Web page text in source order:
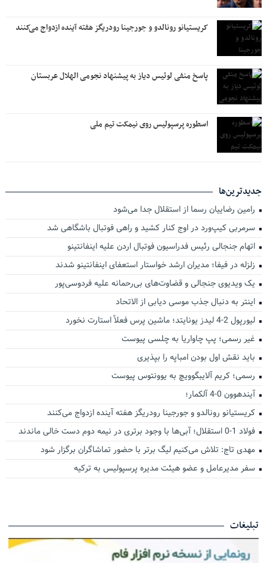
کریستیانو رونالدو و جورجینا رودریگز هفته آینده ازدواج می‌کنند
پاسخ منفی لوئیس دیاز به پیشنهاد نجومی الهلال عربستان
اسطوره پرسپولیس روی نیمکت تیم ملی
جدیدترین‌ها
رامین رضاییان رسما از استقلال جدا می‌شود
سرمربی کیپ‌ورد در اوج کنار کشید و راهی فوتبال باشگاهی شد
اتهام جنجالی رئیس فدراسیون فوتبال اردن علیه اینفانتینو
زلزله در فیفا؛ مدیران ارشد خواستار استعفای اینفانتینو شدند
یک ویدیوی جنجالی و قضاوت‌های بی‌رحمانه علیه فردوسی‌پور
اینتر به دنبال جذب موسی دیابی از الاتحاد
لیورپول 2-4 لیدز یونایتد؛ ماشین پرس فعلاً استارت نخورد
غیر رسمی؛ پپ چاواریا به چلسی پیوست
باید نقش اول بودن امباپه را بپذیری
رسمی؛ کریم آلایبگوویچ به یوونتوس پیوست
آیندهوون 0-4 آلکمار؛
کریستیانو رونالدو و جورجینا رودریگز هفته آینده ازدواج می‌کنند
فولاد 1-0 استقلال؛ آبی‌ها با وجود برتری در نیمه دوم دست خالی ماندند
مهدی تاج: تلاش می‌کنیم لیگ برتر با حضور تماشاگران برگزار شود
سفر مدیرعامل و عضو هیئت مدیره پرسپولیس به ترکیه
تبلیغات